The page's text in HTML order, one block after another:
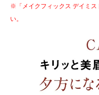
※「メイクフィックス デイミス
い。